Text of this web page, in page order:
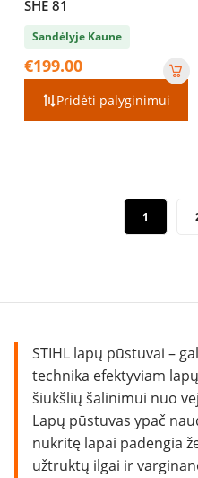
SHE 81
Sandėlyje Kaune
€199.00
Pridėti palyginimui
1
STIHL lapų pūstuvai –
technika efektyviam
šiukšlių šalinimui nuo
Lapų pūstuvas ypač
nukritę lapai padengia
užtruktų ilgai ir